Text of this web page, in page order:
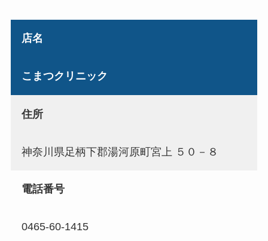
店名
こまつクリニック
住所
神奈川県足柄下郡湯河原町宮上 ５０－８
電話番号
0465-60-1415